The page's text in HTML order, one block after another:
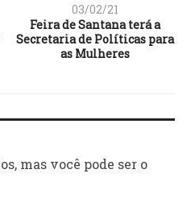
03/02/21
Feira de Santana terá a
Secretaria de Políticas para
as Mulheres
mas você pode ser o